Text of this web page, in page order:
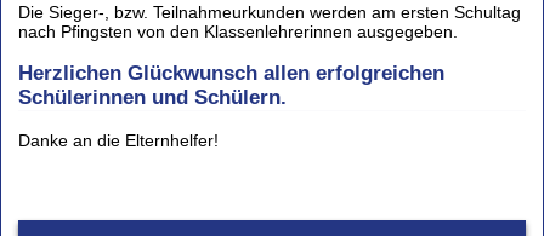
Die Sieger-, bzw. Teilnahmeurkunden werden am ersten Schultag
nach Pfingsten von den Klassenlehrerinnen ausgegeben.
Herzlichen Glückwunsch allen erfolgreichen
Schülerinnen und Schülern.
Danke an die Elternhelfer!